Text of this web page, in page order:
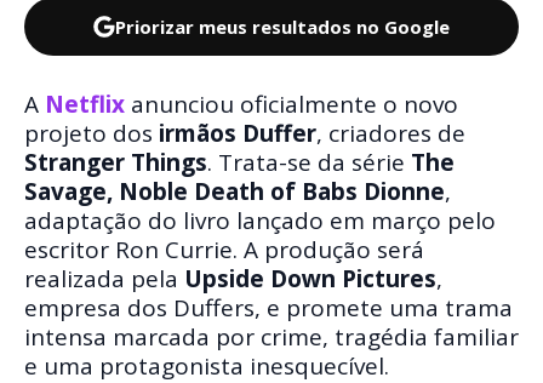
Priorizar meus resultados no Google
A Netflix anunciou oficialmente o novo
projeto dos irmãos Duffer, criadores de
Stranger Things. Trata-se da série The
Savage, Noble Death of Babs Dionne,
adaptação do livro lançado em março pelo
escritor Ron Currie. A produção será
realizada pela Upside Down Pictures,
empresa dos Duffers, e promete uma trama
intensa marcada por crime, tragédia familiar
e uma protagonista inesquecível.